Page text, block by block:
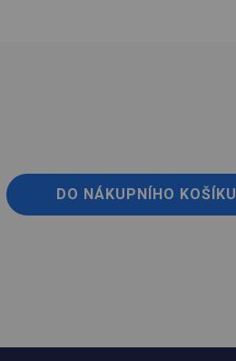
DO NÁKUPNÍHO KOŠÍKU